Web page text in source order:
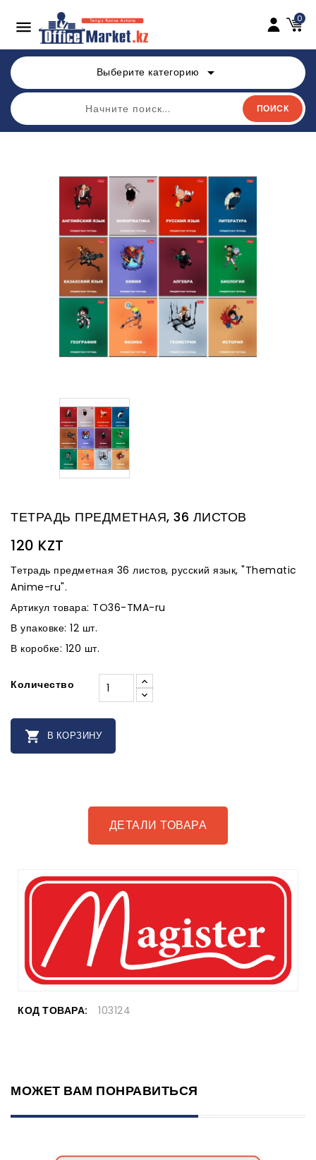
 0
Выберите категорию arrow_drop_down
ПОИСК
ТЕТРАДЬ ПРЕДМЕТНАЯ, 36 ЛИСТОВ
120 KZT
Тетрадь предметная 36 листов, русский язык, "Thematic
Anime-ru".
Артикул товара: TO36-TMA-ru
В упаковке: 12 шт.
В коробке: 120 шт.
Количество
 В КОРЗИНУ
ДЕТАЛИ ТОВАРА
КОД ТОВАРА: 103124
МОЖЕТ ВАМ ПОНРАВИТЬСЯ